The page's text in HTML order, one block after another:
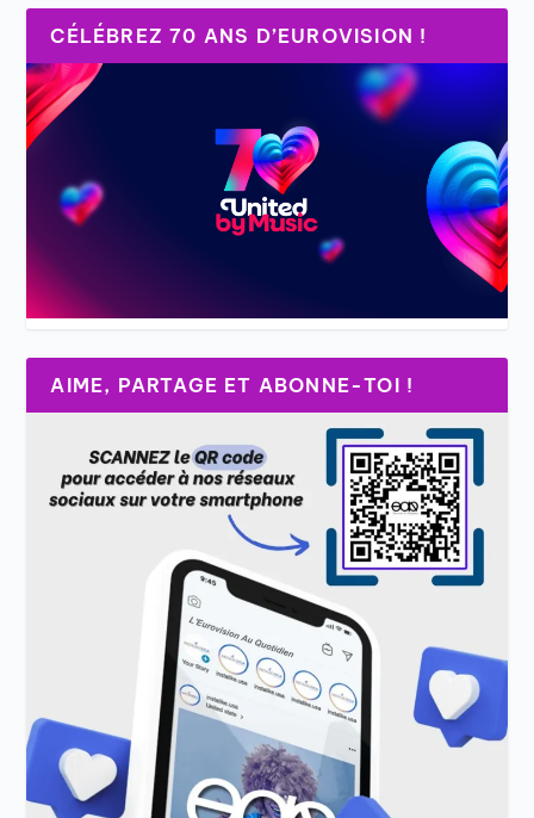
CÉLÉBREZ 70 ANS D’EUROVISION !
AIME, PARTAGE ET ABONNE-TOI !